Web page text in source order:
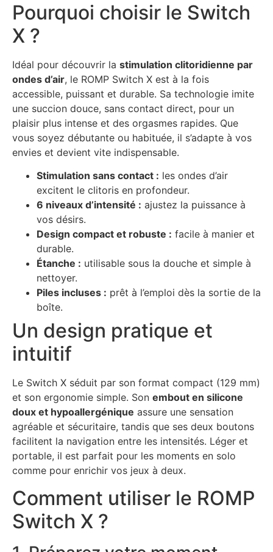
Pourquoi choisir le Switch
X ?
Idéal pour découvrir la stimulation clitoridienne par
ondes d’air, le ROMP Switch X est à la fois
accessible, puissant et durable. Sa technologie imite
une succion douce, sans contact direct, pour un
plaisir plus intense et des orgasmes rapides. Que
vous soyez débutante ou habituée, il s’adapte à vos
envies et devient vite indispensable.
Stimulation sans contact : les ondes d’air
excitent le clitoris en profondeur.
6 niveaux d’intensité : ajustez la puissance à
vos désirs.
Design compact et robuste : facile à manier et
durable.
Étanche : utilisable sous la douche et simple à
nettoyer.
Piles incluses : prêt à l’emploi dès la sortie de la
boîte.
Un design pratique et
intuitif
Le Switch X séduit par son format compact (129 mm)
et son ergonomie simple. Son embout en silicone
doux et hypoallergénique assure une sensation
agréable et sécuritaire, tandis que ses deux boutons
facilitent la navigation entre les intensités. Léger et
portable, il est parfait pour les moments en solo
comme pour enrichir vos jeux à deux.
Comment utiliser le ROMP
Switch X ?